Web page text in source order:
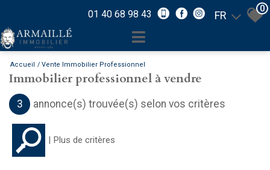
01 40 68 98 43 FR
0
Accueil Vente Immobilier Professionnel
Immobilier professionnel à vendre
3 annonce(s) trouvée(s) selon vos critères
Plus de critères